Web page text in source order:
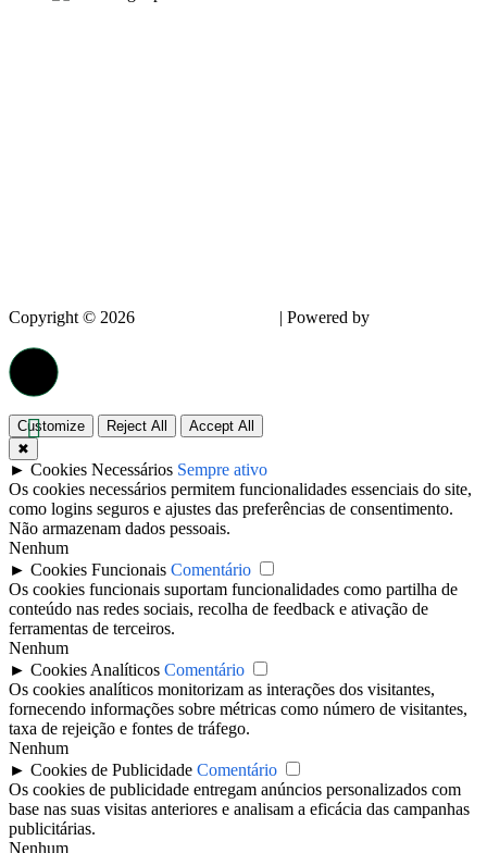
Copyright © 2026 | Powered by
Customize Reject All
Accept All
✖
► Cookies Necessários Sempre ativo
Os cookies necessários permitem funcionalidades essenciais do site,
como logins seguros e ajustes das preferências de consentimento.
Não armazenam dados pessoais.
Nenhum
► Cookies Funcionais Comentário
Os cookies funcionais suportam funcionalidades como partilha de
conteúdo nas redes sociais, recolha de feedback e ativação de
ferramentas de terceiros.
Nenhum
► Cookies Analíticos Comentário
Os cookies analíticos monitorizam as interações dos visitantes,
fornecendo informações sobre métricas como número de visitantes,
taxa de rejeição e fontes de tráfego.
Nenhum
► Cookies de Publicidade Comentário
Os cookies de publicidade entregam anúncios personalizados com
base nas suas visitas anteriores e analisam a eficácia das campanhas
publicitárias.
Nenhum